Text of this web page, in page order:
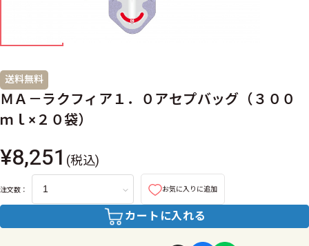
送料無料
ＭＡ－ラクフィア１．０アセプバッグ（３００
ｍｌ×２０袋）
¥8,251 (税込)
注文数： お気に入りに追加
カートに入れる